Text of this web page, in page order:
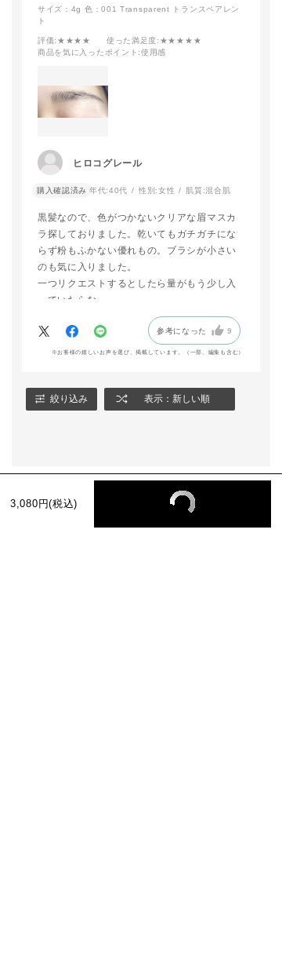
サイズ：4g 色：001 Transparent トランスペアレン
ト
評価:★★★★ 使った満足度:★★★★★
商品を気に入ったポイント :使用感
ヒロコグレール
購入確認済み 年代:40代 性別:女性 肌質:混合肌
黒髪なので、色がつかないクリアな眉マスカ
ラ探しておりました。乾いてもガチガチにな
らず粉もふかない優れもの。ブラシが小さい
のも気に入りました。
一つリクエストするとしたら量がもう少し入
っていたらな…。
参考になった 9
※お客様の嬉しいお声を選び、掲載しています。（一部、編集も含む）
絞り込み 表示：新しい順
3,080円(税込)